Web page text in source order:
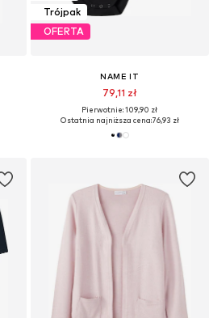
Trójpak
OFERTA
NAME IT
79,11 zł
Pierwotnie: 109,90 zł
Ostatnia najniższa cena:76,93 zł